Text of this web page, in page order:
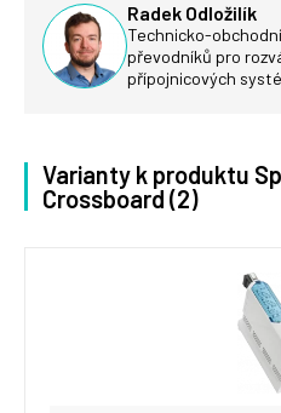
Radek Odložilík
Technicko-
převodníků pro
přípojnicových
Varianty k produktu
Crossboard (2)